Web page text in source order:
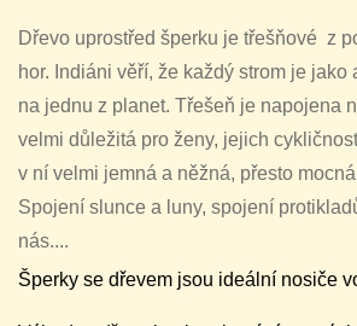
Dřevo uprostřed šperku je třešňové z
hor. Indiáni věří, že každý strom je jako
na jednu z planet. Třešeň je napojena
velmi důležitá pro ženy, jejich
v ní velmi jemná a něžná, přesto
Spojení slunce a luny, spojení
nás....
Šperky se dřevem jsou ideální nosiče